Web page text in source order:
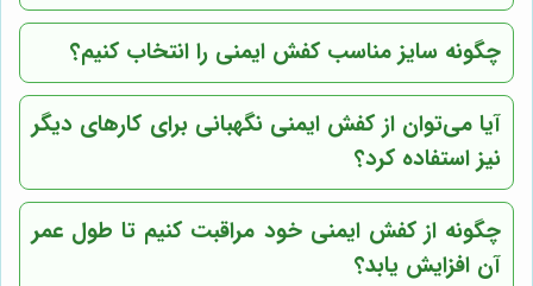
چگونه سایز مناسب کفش ایمنی را انتخاب کنیم؟
آیا می‌توان از کفش ایمنی نگهبانی برای کارهای دیگر
نیز استفاده کرد؟
چگونه از کفش ایمنی خود مراقبت کنیم تا طول عمر
آن افزایش یابد؟